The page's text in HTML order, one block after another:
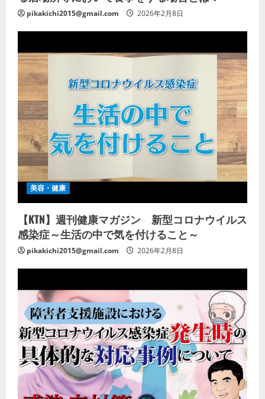
pikakichi2015@gmail.com 2026年2月8日
美容・健康
【KTN】週刊健康マガジン 新型コロナウイルス
感染症～生活の中で気を付けること～
pikakichi2015@gmail.com 2026年2月8日